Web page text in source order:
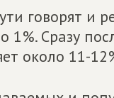
говорят и
Сразу
около